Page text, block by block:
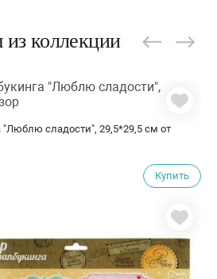
коллекции
"Люблю сладости", 29,5*29,5 см от
Купить